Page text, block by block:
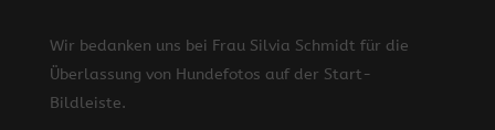
Wir bedanken uns bei Frau Silvia Schmidt für die
Überlassung von Hundefotos auf der Start-
Bildleiste.